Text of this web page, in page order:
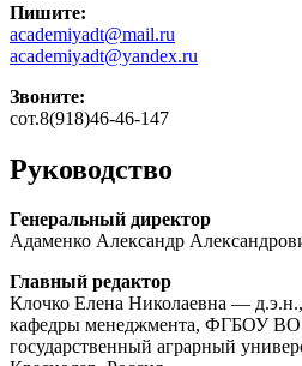
Пишите:
academiyadt@mail.ru
academiyadt@yandex.ru
Звоните:
сот.8(918)46-46-147
Руководство
Генеральный директор
Адаменко Александр
Главный редактор
Клочко Елена Николаевна —
кафедры менеджмента, ФГБОУ ВО
государственный аграрный